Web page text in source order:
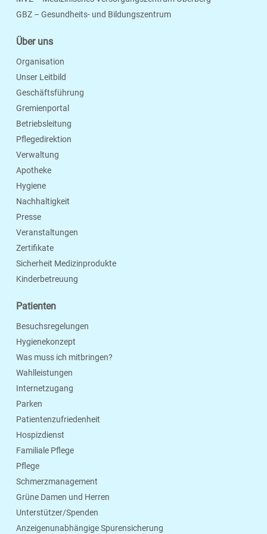
Seite Drucken
GBZ – Gesundheits- und Bildungszentrum
Über uns
Organisation
Unser Leitbild
Geschäftsführung
Gremienportal
Betriebsleitung
Pflegedirektion
Verwaltung
Apotheke
Hygiene
Nachhaltigkeit
Presse
Veranstaltungen
Zertifikate
Sicherheit Medizinprodukte
Kinderbetreuung
Patienten
Besuchsregelungen
Hygienekonzept
Was muss ich mitbringen?
Wahlleistungen
Internetzugang
Parken
Patientenzufriedenheit
Hospizdienst
Familiale Pflege
Pflege
Schmerzmanagement
Grüne Damen und Herren
Unterstützer/Spenden
Anzeigenunabhängige Spurensicherung